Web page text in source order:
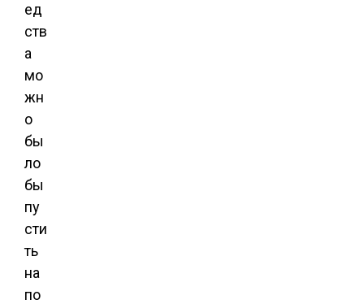
ед
ств
а
мо
жн
о
бы
ло
бы
пу
сти
ть
на
по